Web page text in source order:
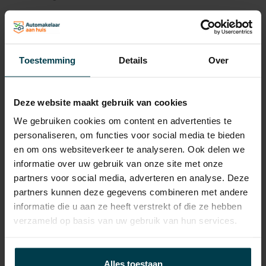
Toestemming Details Over
Deze website maakt gebruik van cookies
We gebruiken cookies om content en advertenties te
personaliseren, om functies voor social media te bieden
en om ons websiteverkeer te analyseren. Ook delen we
informatie over uw gebruik van onze site met onze
partners voor social media, adverteren en analyse. Deze
partners kunnen deze gegevens combineren met andere
informatie die u aan ze heeft verstrekt of die ze hebben
verzameld op basis van uw gebruik van hun services.
Alles toestaan
Onderhoudsboekje
aanwezig?
Ja, dealeronderhouden
Bijtelling
22 %
Energielabel
Gemiddeld verbruik
7.4 L/100KM
Verbruik stad
9.8 L/100KM
Verbruik snelweg
5.9 L/100KM
Wegenbelasting min
€ 307 /kwartaal